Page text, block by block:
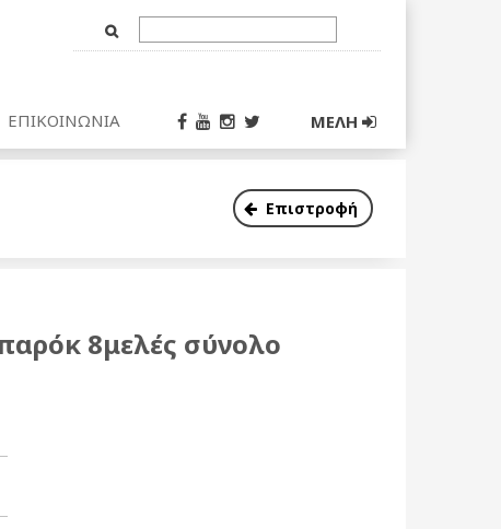
Input
ΕΠΙΚΟΙΝΩΝΙΑ ΜΕΛΗ
Επιστροφή
8μελές σύνολο